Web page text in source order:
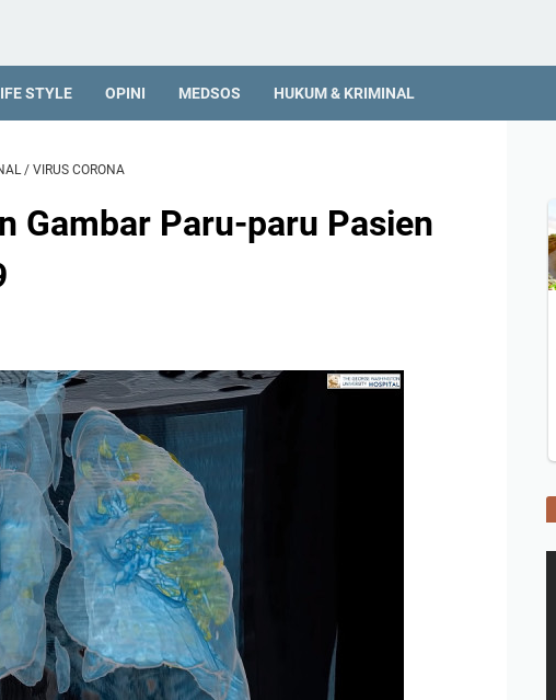
STYLE OPINI MEDSOS HUKUM & KRIMINAL
/ VIRUS CORONA
Gambar Paru-paru Pasien